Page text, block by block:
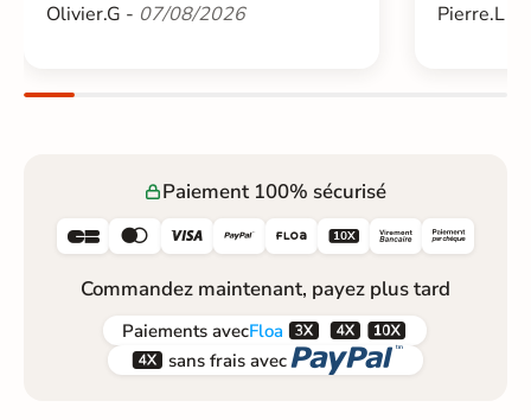
Olivier.G - 07/08/2026 Pierre.L -
Paiement 100% sécurisé
     
Commandez maintenant, payez plus tard
Paiements avecFloa  
 sans frais avec 